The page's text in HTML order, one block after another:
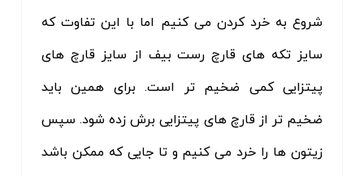
شروع به خرد کردن می کنیم اما با این تفاوت که
سایز تکه های قارچ رست بیف از سایز قارچ های
پیتزایی کمی ضخیم تر است. برای همین باید
ضخیم تر از قارچ های پیتزایی برش زده شود. سپس
زیتون ها را خرد می کنیم و تا جایی که ممکن باشد